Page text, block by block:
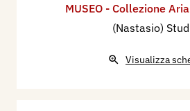
MUSEO - Collezione
(Nastasio)
Visualizza